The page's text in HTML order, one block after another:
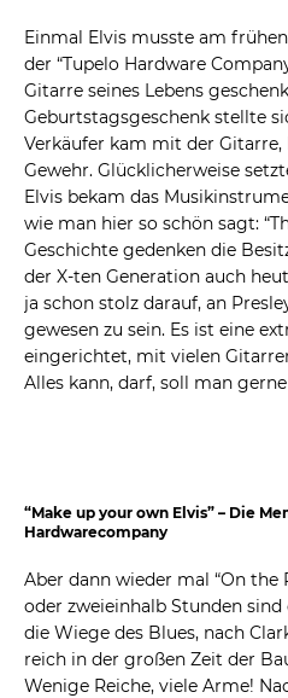
Einmal Elvis musste am
der “Tupelo Hardware
Gitarre seines Lebens
Geburtstagsgeschenk stellte
Verkäufer kam mit der
Gewehr. Glücklicherweise
Elvis bekam das
wie man hier so schön sagt:
Geschichte gedenken die
der X-ten Generation auch
ja schon stolz darauf, an
gewesen zu sein. Es ist eine
eingerichtet, mit vielen
Alles kann, darf, soll man
“Make up your own Elvis” – Die
Hardwarecompany
Aber dann wieder mal “On the
oder zweieinhalb Stunden
die Wiege des Blues, nach
reich in der großen Zeit der
Wenige Reiche, viele Arme!